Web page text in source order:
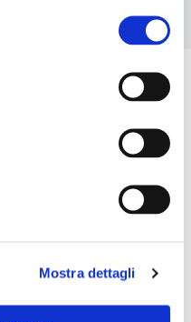
Mostra dettagli